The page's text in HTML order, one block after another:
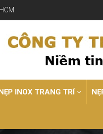
INOX TRANG TRÍ